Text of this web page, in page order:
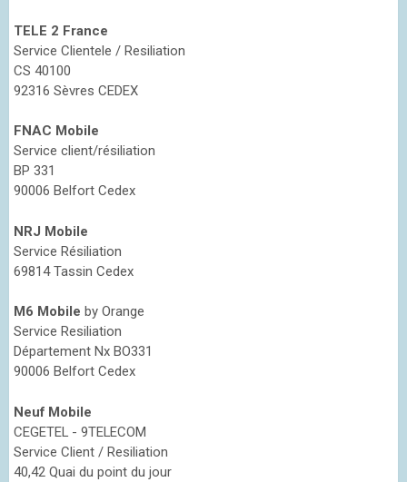
TELE 2 France
Service Clientele / Resiliation
CS 40100
92316 Sèvres CEDEX
FNAC Mobile
Service client/résiliation
BP 331
90006 Belfort Cedex
NRJ Mobile
Service Résiliation
69814 Tassin Cedex
M6 Mobile by Orange
Service Resiliation
Département Nx BO331
90006 Belfort Cedex
Neuf Mobile
CEGETEL - 9TELECOM
Service Client / Resiliation
40,42 Quai du point du jour